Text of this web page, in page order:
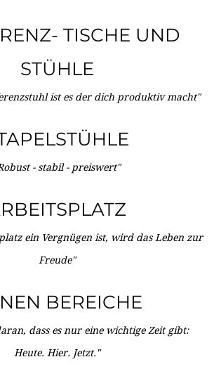
TISCHE UND
STÜHLE
ist es der dich produktiv macht"
- stabil - preiswert"
ein Vergnügen ist, wird das Leben zur
Freude"
BEREICHE
dass es nur eine wichtige Zeit gibt:
Heute. Hier. Jetzt."